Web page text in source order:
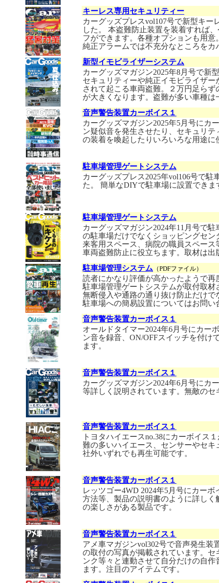
キーレス専用セキュリティー
カーグッズプレスvol107号で新型キ
した。 本盗難防止装置を装着すれば
フができます。各種オプションも用
純正アラームでは不充分なところをカ
新型イモビライザーシステム
カーグッズマガジン2025年8月号で新
セキュリティーや純正イモビライザ
されて起こる車両盗難。２万円足ら
が大きくなります。盗難が多い車種
音声警告装置カーボイス１
カーグッズマガジン2025年5月号にカ
ン疑似音を発生させたり、セキュリ
の装着を喚起したりいろいろな用途に
駐車場管理ゲートシステム
カーグッズプレス2025年vol106号で
た。 簡単なDIYで駐車場に設置でき
駐車場管理ゲートシステム
カーグッズマガジン2024年11月号で
の駐車場だけでなくショッピングセ
来客用スペース、病院の職員スペー
車両盗難防止に役立ちます。取材は
駐車場管理システム （PDFファイル）
読者にかなり評価が高かったようで再
駐車場管理ゲートシステムが取付取材
無断侵入や通路の通り抜け防止だけ
駐車場への簡易設置についてはお問い
音声警告装置カーボイス１
オールドタイマー2024年6月号にカー
ン音を録音、ON/OFFスイッチを付け
ます。
音声警告装置カーボイス１
カーグッズマガジン2024年6月号にカ
等詳しく説明されています。無敵の
音声警告装置カーボイス１
トヨタハイエースno.38にカーボイス
難の多いハイエース、センサーやセ
社外いずれでも再生可能です。
音声警告装置カーボイス１
レッツゴー4WD 2024年5月号にカー
方法等、製品の説明書のように詳し
の楽しさがある製品です。
音声警告装置カーボイス１
アメ車マガジンvol302号で音声発生装
の取付の写真が掲載されています。
ンク等々と連動させて自分だけの自
ます。注目のアイテムです。